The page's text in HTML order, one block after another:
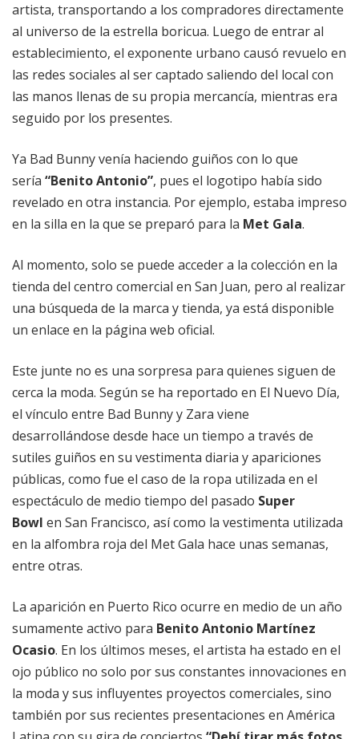
artista, transportando a los compradores directamente
al universo de la estrella boricua. Luego de entrar al
establecimiento, el exponente urbano causó revuelo en
las redes sociales al ser captado saliendo del local con
las manos llenas de su propia mercancía, mientras era
seguido por los presentes.
Ya Bad Bunny venía haciendo guiños con lo que
sería “Benito Antonio”, pues el logotipo había sido
revelado en otra instancia. Por ejemplo, estaba impreso
en la silla en la que se preparó para la Met Gala.
Al momento, solo se puede acceder a la colección en la
tienda del centro comercial en San Juan, pero al realizar
una búsqueda de la marca y tienda, ya está disponible
un enlace en la página web oficial.
Este junte no es una sorpresa para quienes siguen de
cerca la moda. Según se ha reportado en El Nuevo Día,
el vínculo entre Bad Bunny y Zara viene
desarrollándose desde hace un tiempo a través de
sutiles guiños en su vestimenta diaria y apariciones
públicas, como fue el caso de la ropa utilizada en el
espectáculo de medio tiempo del pasado Super
Bowl en San Francisco, así como la vestimenta utilizada
en la alfombra roja del Met Gala hace unas semanas,
entre otras.
La aparición en Puerto Rico ocurre en medio de un año
sumamente activo para Benito Antonio Martínez
Ocasio. En los últimos meses, el artista ha estado en el
ojo público no solo por sus constantes innovaciones en
la moda y sus influyentes proyectos comerciales, sino
también por sus recientes presentaciones en América